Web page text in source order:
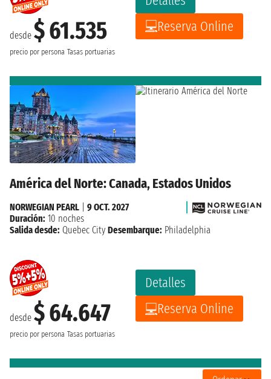
desde $ 61.535
precio por persona Tasas portuarias
Reserva Online
América del Norte: Canada, Estados Unidos
desde $ 64.647
precio por persona Tasas portuarias
Detalles
Reserva Online
NORWEGIAN PEARL
9 OCT. 2027
Duración: 10 noches
Salida desde: Quebec City Desembarque: Philadelphia